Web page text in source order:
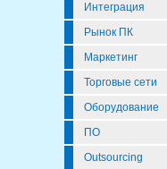
Интеграция
Рынок ПК
Маркетинг
Торговые сети
Оборудование
ПО
Outsourcing